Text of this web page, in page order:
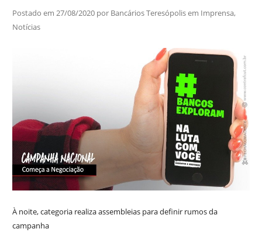
Postado em 27/08/2020por Bancários Teresópolisem Imprensa,
Notícias
À noite, categoria realiza assembleias para definir rumos da
campanha